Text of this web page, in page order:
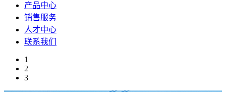
产品中心
销售服务
人才中心
联系我们
1
2
3